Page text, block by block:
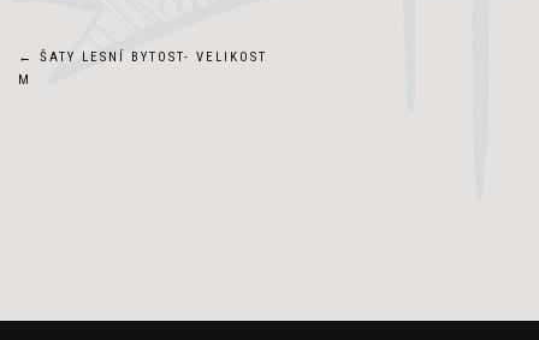
Navigace
←
ŠATY LESNÍ BYTOST- VELIKOST
M